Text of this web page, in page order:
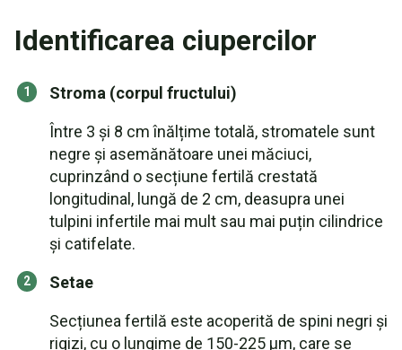
Identificarea ciupercilor
Stroma (corpul fructului)
Între 3 și 8 cm înălțime totală, stromatele sunt
negre și asemănătoare unei măciuci,
cuprinzând o secțiune fertilă crestată
longitudinal, lungă de 2 cm, deasupra unei
tulpini infertile mai mult sau mai puțin cilindrice
și catifelate.
Setae
Secțiunea fertilă este acoperită de spini negri și
rigizi, cu o lungime de 150-225 µm, care se